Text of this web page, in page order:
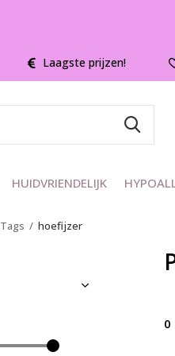
HUIDVRIENDELIJK
Laagste prijzen!
Tags hoefijzer
0